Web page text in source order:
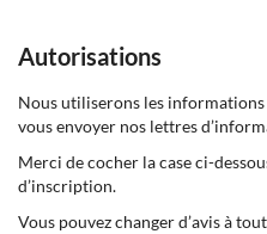
Autorisations
Nous utiliserons les
vous envoyer nos lettres
Merci de cocher la case ci-
d’inscription.
Vous pouvez changer d’avis à